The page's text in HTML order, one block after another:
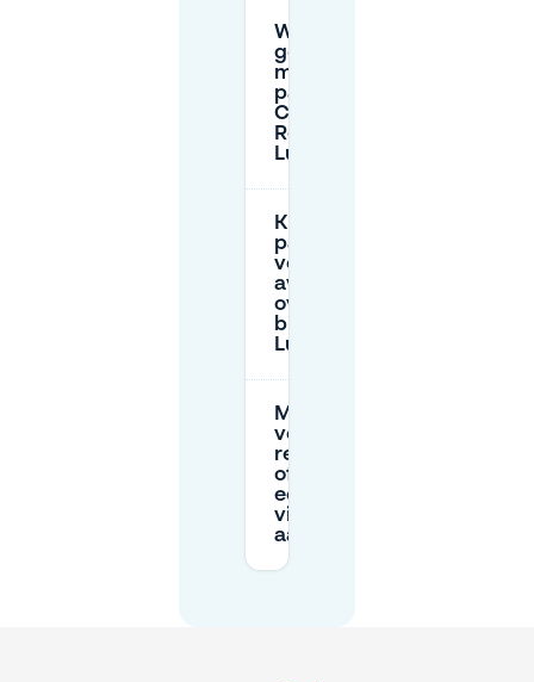
Wat is de
goedkoopste
manier om te
parkeren bij
Café-
Restaurant
Luden?
Kan ik
parkeren
voor late
avond of
overnight
bij
Luden?
Moet ik
vooraf
reserveren
of kan ik
een plek
vinden na
aankomst?